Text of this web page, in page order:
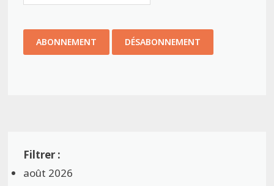
août 2026